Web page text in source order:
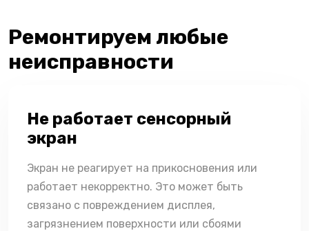
Ремонтируем любые
неисправности
Не работает сенсорный
экран
Экран не реагирует на прикосновения или
работает некорректно. Это может быть
связано с повреждением дисплея,
загрязнением поверхности или сбоями